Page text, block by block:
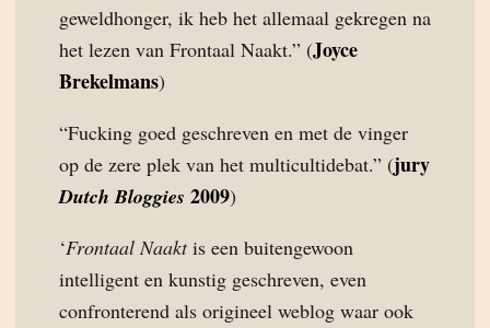
geweldhonger, ik heb het allemaal gekregen na
het lezen van Frontaal Naakt.” (Joyce
Brekelmans)
“Fucking goed geschreven en met de vinger
op de zere plek van het multicultidebat.” (jury
Dutch Bloggies 2009)
‘Frontaal Naaktis een buitengewoon
intelligent en kunstig geschreven, even
confronterend als origineel weblog waar ook